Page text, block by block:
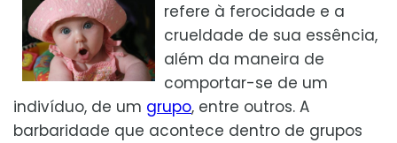
refere à ferocidade e a
crueldade de sua essência,
além da maneira de
comportar-se de um
indivíduo, de um grupo, entre outros. A
barbaridade que acontece dentro de grupos